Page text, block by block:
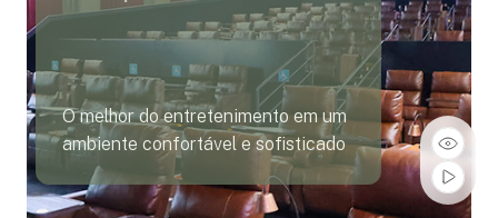
O melhor do entretenimento em um
ambiente confortável e sofisticado